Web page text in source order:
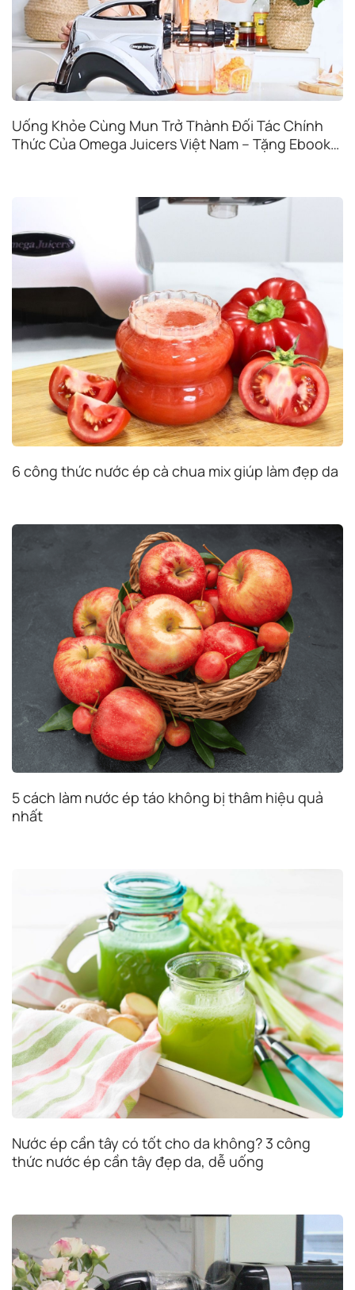
Uống Khỏe Cùng Mun Trở Thành Đối Tác Chính
Thức Của Omega Juicers Việt Nam – Tặng Ebook
6 công thức nước ép cà chua mix giúp làm đẹp da
5 cách làm nước ép táo không bị thâm hiệu quả
nhất
Nước ép cần tây có tốt cho da không? 3 công
thức nước ép cần tây đẹp da, dễ uống